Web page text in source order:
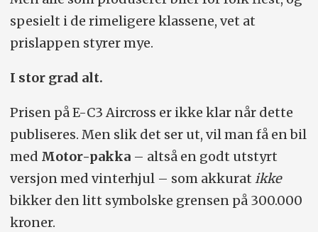
Hjul: 215/50-17
Konkurrenter:Byd Dolphin, Opel
Frontera, Honda e:Ny1, MG4.
tilleggene vi mener gir mest for pengene. Vinterhjul,
ladekabler og valgfri metallic lakk er alltid inkludert.
Varme i seter og ratt er et krav. Adaptiv fartsholder
prioriteres alltid, generelt også den mest avanserte
lysteknologien. Hengerfeste er inkludert fra
kompaktklassen og oppover. Kan bilene leveres med
firehjulsdrift, velger vi som regel dette. Hvis prisene
gjelder en begrenset tidsperiode (kampanjer),
opplyser vi om dette.
spesielt i de rimeligere klassene, vet at
prislappen styrer mye.
I stor grad alt.
Prisen på E-C3 Aircross er ikke klar når dette
publiseres. Men slik det ser ut, vil man få en bil
med Motor-pakka– altså en godt utstyrt
versjon med vinterhjul – som akkurat ikke
bikker den litt symbolske grensen på 300.000
kroner.